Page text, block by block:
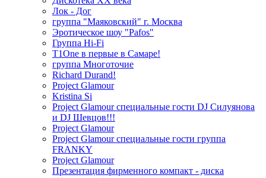
Лок - Дог
группа "Маяковский" г. Москва
Эротическое шоу "Pafos"
Группа Hi-Fi
T1One в первые в Самаре!
группа Многоточие
Richard Durand!
Project Glamour
Kristina Si
Project Glamour специальные гости DJ Силуянова
и DJ Шевцов!!!
Project Glamour
Project Glamour специальные гости группа
FRANKY
Project Glamour
Презентация фирменного компакт - диска